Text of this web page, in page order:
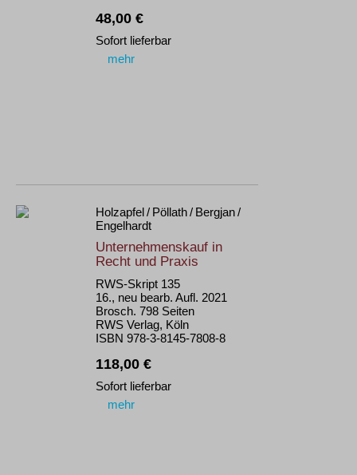
48,00 €
Sofort lieferbar
mehr
Holzapfel / Pöllath / Bergjan /
Engelhardt
Unternehmenskauf in
Recht und Praxis
RWS-Skript 135
16., neu bearb. Aufl. 2021
Brosch. 798 Seiten
RWS Verlag, Köln
ISBN 978-3-8145-7808-8
118,00 €
Sofort lieferbar
mehr